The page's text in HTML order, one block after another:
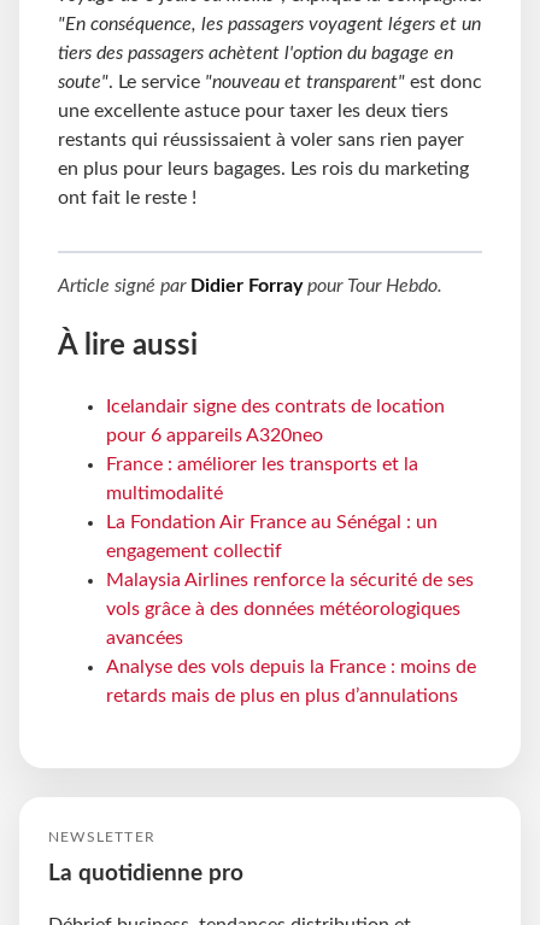
"En conséquence, les passagers voyagent légers et un
tiers des passagers achètent l'option du bagage en
soute". Le service "nouveau et transparent" est donc
une excellente astuce pour taxer les deux tiers
restants qui réussissaient à voler sans rien payer
en plus pour leurs bagages. Les rois du marketing
ont fait le reste !
Article signé par Didier Forraypour Tour Hebdo.
À lire aussi
Icelandair signe des contrats de location
pour 6 appareils A320neo
France : améliorer les transports et la
multimodalité
La Fondation Air France au Sénégal : un
engagement collectif
Malaysia Airlines renforce la sécurité de ses
vols grâce à des données météorologiques
avancées
Analyse des vols depuis la France : moins de
retards mais de plus en plus d’annulations
NEWSLETTER
La quotidienne pro